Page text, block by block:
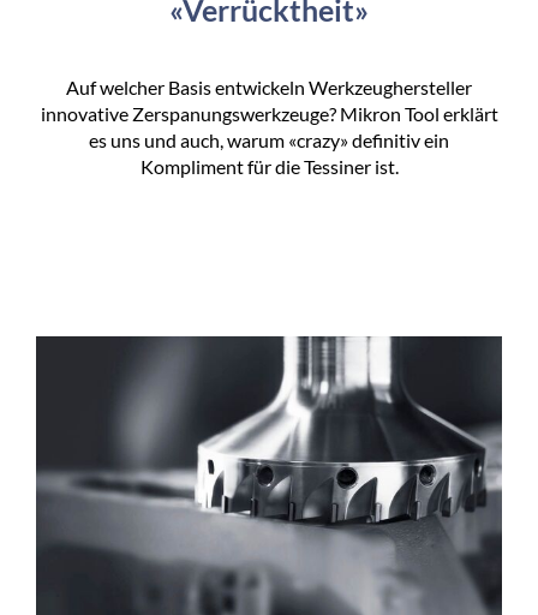
«Verrücktheit»
Auf welcher Basis entwickeln Werkzeughersteller
innovative Zerspanungswerkzeuge? Mikron Tool erklärt
es uns und auch, warum «crazy» definitiv ein
Kompliment für die Tessiner ist.